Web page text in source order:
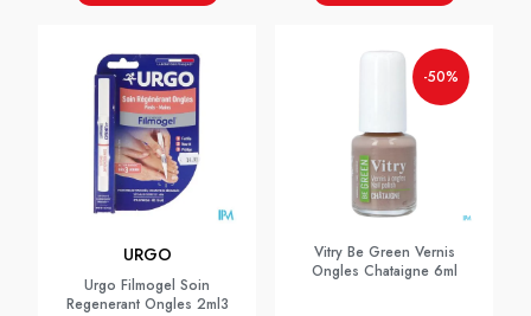
URGO
Urgo Filmogel Soin
Regenerant Ongles 2ml3
-50%
Vitry Be Green Vernis
Ongles Chataigne 6ml